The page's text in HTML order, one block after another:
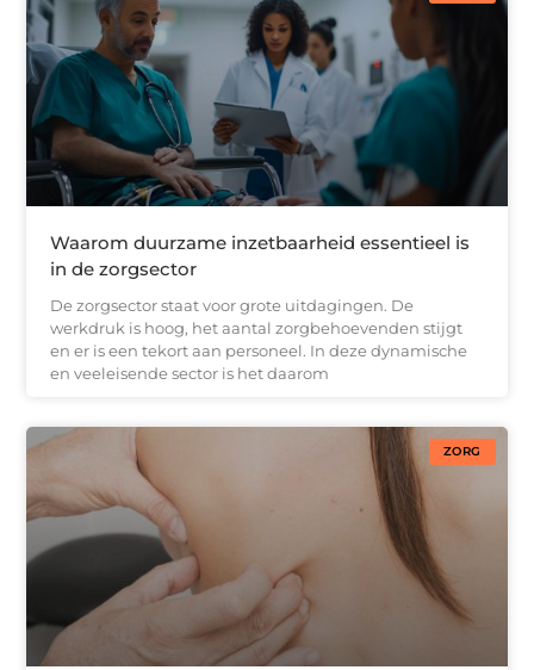
Waarom duurzame inzetbaarheid essentieel is
in de zorgsector
De zorgsector staat voor grote uitdagingen. De
werkdruk is hoog, het aantal zorgbehoevenden stijgt
en er is een tekort aan personeel. In deze dynamische
en veeleisende sector is het daarom
ZORG